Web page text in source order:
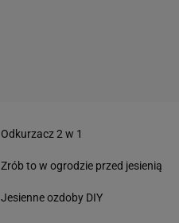
Odkurzacz 2 w 1
Zrób to w ogrodzie przed jesienią
Jesienne ozdoby DIY